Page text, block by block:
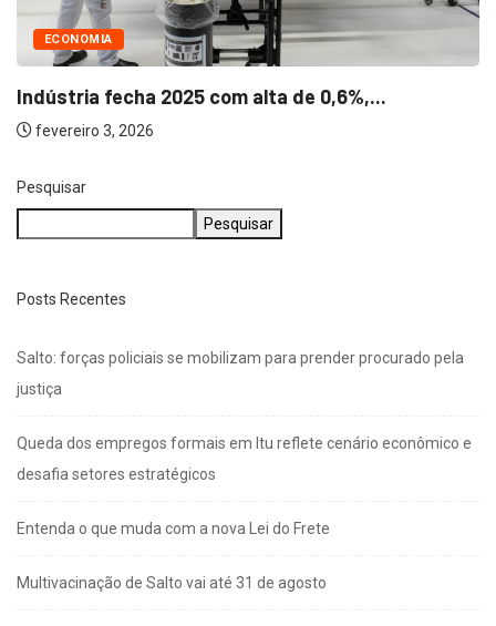
ECONOMIA
Indústria fecha 2025 com alta de 0,6%,...
fevereiro 3, 2026
Pesquisar
Pesquisar
Posts Recentes
Salto: forças policiais se mobilizam para prender procurado pela
justiça
Queda dos empregos formais em Itu reflete cenário econômico e
desafia setores estratégicos
Entenda o que muda com a nova Lei do Frete
Multivacinação de Salto vai até 31 de agosto